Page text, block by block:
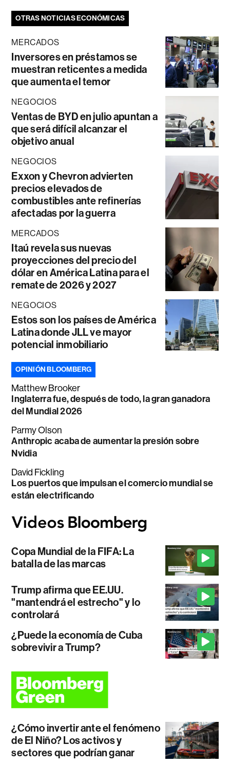
OTRAS NOTICIAS ECONÓMICAS
MERCADOS
Inversores en préstamos se
muestran reticentes a medida
que aumenta el temor
NEGOCIOS
Ventas de BYD en julio apuntan a
que será difícil alcanzar el
objetivo anual
NEGOCIOS
Exxon y Chevron advierten
precios elevados de
combustibles ante refinerías
afectadas por la guerra
MERCADOS
Itaú revela sus nuevas
proyecciones del precio del
dólar en América Latina para el
remate de 2026 y 2027
NEGOCIOS
Estos son los países de América
Latina donde JLL ve mayor
potencial inmobiliario
OPINIÓN BLOOMBERG
Matthew Brooker
Inglaterra fue, después de todo, la gran ganadora
del Mundial 2026
Parmy Olson
Anthropic acaba de aumentar la presión sobre
Nvidia
David Fickling
Los puertos que impulsan el comercio mundial se
están electrificando
Copa Mundial de la FIFA: La
batalla de las marcas
Trump afirma que EE.UU.
"mantendrá el estrecho" y lo
controlará
¿Puede la economía de Cuba
sobrevivir a Trump?
¿Cómo invertir ante el fenómeno
de El Niño? Los activos y
sectores que podrían ganar